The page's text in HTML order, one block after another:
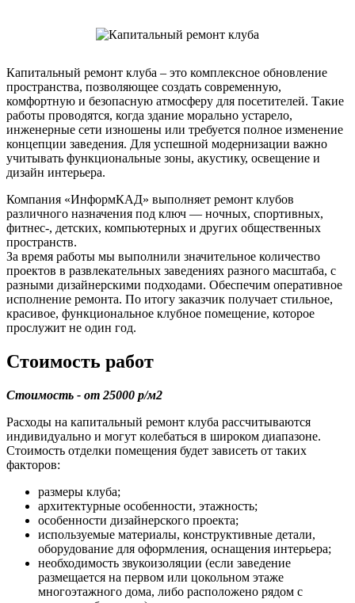
Капитальный ремонт клуба – это комплексное обновление
пространства, позволяющее создать современную,
комфортную и безопасную атмосферу для посетителей. Такие
работы проводятся, когда здание морально устарело,
инженерные сети изношены или требуется полное изменение
концепции заведения. Для успешной модернизации важно
учитывать функциональные зоны, акустику, освещение и
дизайн интерьера.
Компания «ИнформКАД» выполняет ремонт клубов
различного назначения под ключ — ночных, спортивных,
фитнес-, детских, компьютерных и других общественных
пространств.
За время работы мы выполнили значительное количество
проектов в развлекательных заведениях разного масштаба, с
разными дизайнерскими подходами. Обеспечим оперативное
исполнение ремонта. По итогу заказчик получает стильное,
красивое, функциональное клубное помещение, которое
прослужит не один год.
Стоимость работ
Стоимость - от 25000 р/м2
Расходы на капитальный ремонт клуба рассчитываются
индивидуально и могут колебаться в широком диапазоне.
Стоимость отделки помещения будет зависеть от таких
факторов:
размеры клуба;
архитектурные особенности, этажность;
особенности дизайнерского проекта;
используемые материалы, конструктивные детали,
оборудование для оформления, оснащения интерьера;
необходимость звукоизоляции (если заведение
размещается на первом или цокольном этаже
многоэтажного дома, либо расположено рядом с